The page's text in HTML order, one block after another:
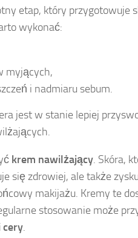
etap, który przygotowuje
wykonać:
myjących,
i nadmiaru sebum.
jest w stanie lepiej
krem nawilżający. Skóra,
się zdrowiej, ale także
makijażu. Kremy te
stosowanie może
cery.